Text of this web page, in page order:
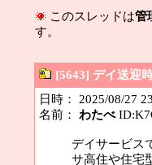
このスレッドは管
す。
[5643] デイ送迎
日時： 2025/08/27
名前： わたべ
デイサービス
サ高住や住宅